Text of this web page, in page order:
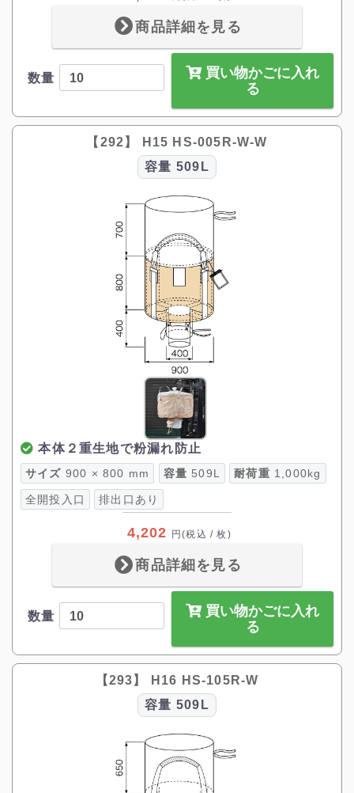
商品詳細を見る
数量
買い物かごに入れ
る
【292】 H15 HS-005R-W-W
容量 509L
本体２重生地で粉漏れ防止
サイズ 900 × 800 mm 容量 509L 耐荷重 1,000kg
全開投入口 排出口あり
4,202 円(税込 / 枚)
商品詳細を見る
数量
買い物かごに入れ
る
【293】 H16 HS-105R-W
容量 509L